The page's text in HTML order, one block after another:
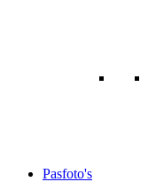
Pasfoto's